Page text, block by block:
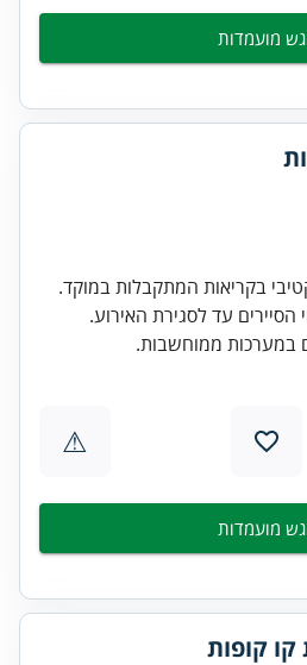
מועמדות
במערכות ממוחשבות.
⚠
מועמדות
קופות